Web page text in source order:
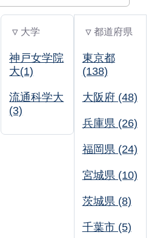
▽ 大学
神戸女学院
大(1)
流通科学大
(3)
▽ 都道府県
東京都
(138)
大阪府 (48)
兵庫県 (26)
福岡県 (24)
宮城県 (10)
茨城県 (8)
千葉市 (5)